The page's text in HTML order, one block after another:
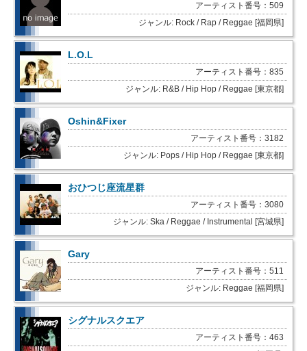
アーティスト番号：509
ジャンル: Rock / Rap / Reggae [福岡県]
L.O.L
アーティスト番号：835
ジャンル: R&B / Hip Hop / Reggae [東京都]
Oshin&Fixer
アーティスト番号：3182
ジャンル: Pops / Hip Hop / Reggae [東京都]
おひつじ座流星群
アーティスト番号：3080
ジャンル: Ska / Reggae / Instrumental [宮城県]
Gary
アーティスト番号：511
ジャンル: Reggae [福岡県]
シグナルスクエア
アーティスト番号：463